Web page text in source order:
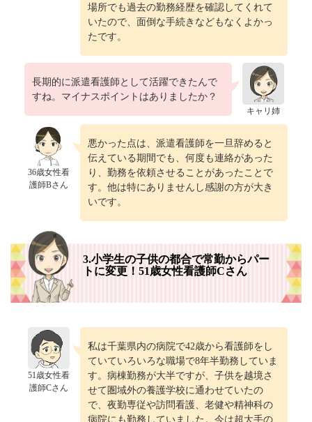
場所でも過去の勤務経歴を確認してくれて
いたので、面倒な手続きなどもなくよかっ
たです。
キャリ姉
長期的に派遣看護師として活躍できたんで
すね。マイナスポイントはありましたか？
36歳女性看
護師Bさん
悪かった点は、派遣看護師を一旦辞めると
伝えている期間でも、何度も連絡があった
り、勤務を依頼させることがあったことで
す。他は特にありませんし感謝の方が大き
いです。
3.小学生の子供の都合で常勤からパー
トに変更！51歳女性看護師Cさん
51歳女性看
護師Cさん
私は千葉県内の病院で42歳から看護師をし
ていていろいろな職場で8年半勤務していま
す。病棟勤務が大半ですが、子供を越境さ
せて圏域外の養護学校に通わせていたの
で、夜勤専従や訪問看護、老健や精神科の
病院にも勤務していました。今は超大手の